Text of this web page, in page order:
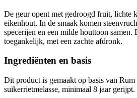
De geur opent met gedroogd fruit, lichte
eikenhout. In de smaak komen
specerijen en een milde houttoon samen.
toegankelijk, met een zachte afdronk.
Ingrediënten en basis
Dit product is gemaakt op basis van Rum
suikerrietmelasse, minimaal 8 jaar gerijpt.